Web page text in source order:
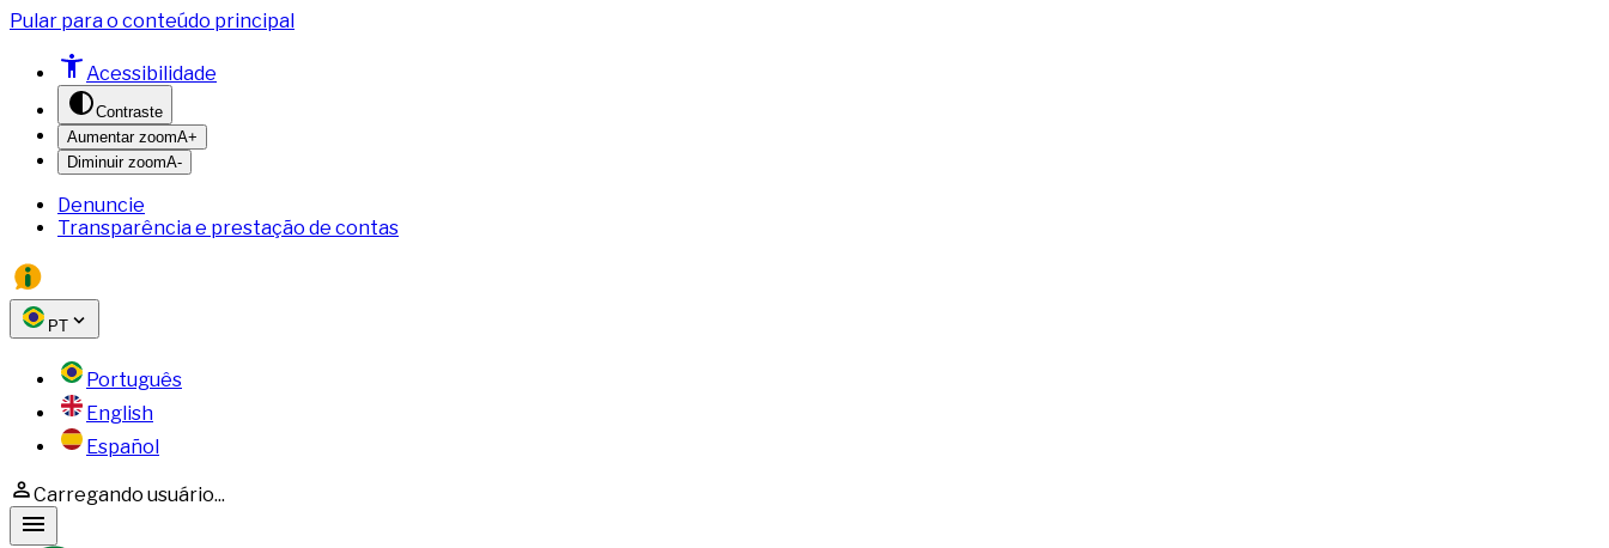
Pular para o conteúdo principal
Acessibilidade
Contraste
Aumentar zoomA+
Diminuir zoomA-
Denuncie
Transparência e prestação de contas
PT
Português
English
Español
Carregando usuário...